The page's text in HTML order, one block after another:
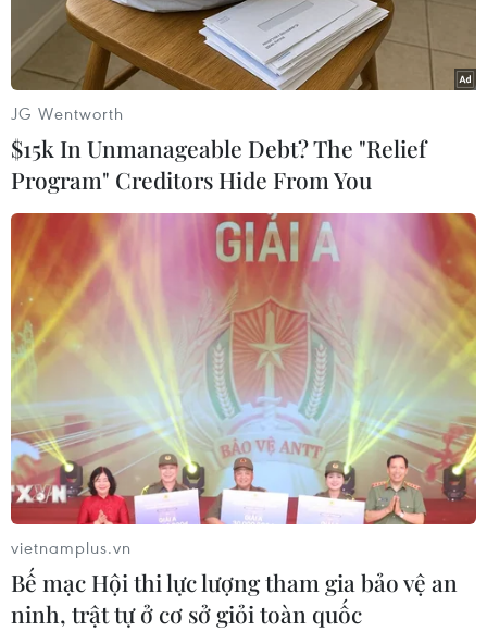
tướng đã đượcđưa về Bảo tàng Lực lượng vũ
trang Miền Đông Nam Bộ (thuộc Quân khu 7).
Đại tá Nguyễn Duy Thiệu, Giám đốc Bảo tàng
Bảo tàng rất vinh dự khi được tiếp nhận Di ảnh
của Đại tướngVõ Nguyên Giáp. Bảo tàng sẽ gìn
giữ di ảnh Đại tướng như kỷ vật quý để giáo
dụcthế hệ mai sau.
Cùng với di ảnh của Đại tướng Võ Nguyên Giáp,
Bảo tàng Lực lượng vũ trangMiền Đông Nam Bộ
còn tiếp nhận bộ lư hương và 12 vòng hoa viếng
quan trọng củaChủ tịch nước, Văn phòng Trung
ương Đảng, Văn phòng Chính phủ, Ủy ban
Trung ươngMặt trận Tổ quốc Việt Nam và các
tỉnh thành phía Nam.
Bức di ảnh Đại tướng Võ Nguyên Giáp được đặt
tại Hội trường Thống nhấtThành phố Hồ Chí
Minh trong hai ngày 12 và 13/10./.
JG Wentworth
$15k In Unmanageable Debt? The "Relief
Program" Creditors Hide From You
vietnamplus.vn
Bế mạc Hội thi lực lượng tham gia bảo vệ an
ninh, trật tự ở cơ sở giỏi toàn quốc